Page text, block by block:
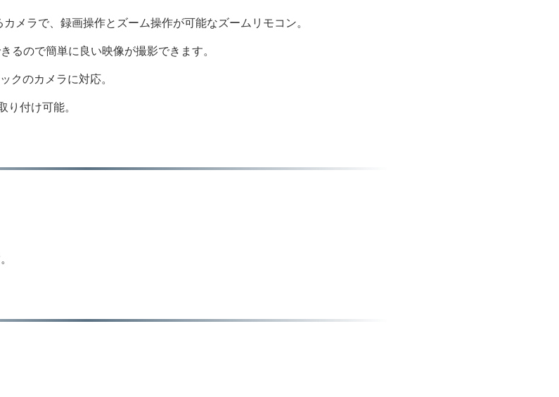
メラで、録画操作とズーム操作が可能なズームリモコン。
るので簡単に良い映像が撮影できます。
クのカメラに対応。
り付け可能。